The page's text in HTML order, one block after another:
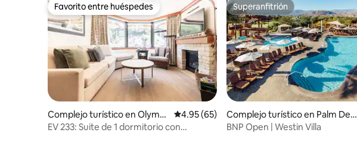
Favorito entre huéspedes
Favorito entre huéspedes
Complejo turístico en Olympi
c Valley
Calificación promedio: 4.95 de 5, 65 reseñas
4.95 (65)
EV 233: Suite de 1 dormitorio con
Superanfitrión
Superanfitrión
Complejo turístico en Palm Des
ert
BNP Open | Westin Villa